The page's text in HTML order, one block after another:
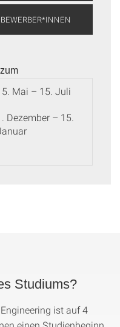
Mai – 15. Juli
Dezember – 15.
Studiums?
ist auf 4